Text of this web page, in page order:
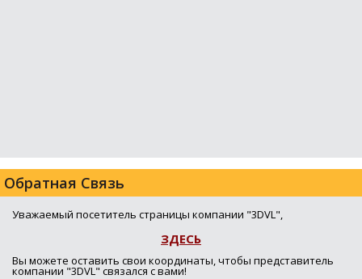
Обратная Связь
Уважаемый посетитель страницы компании "3DVL",
ЗДЕСЬ
Вы можете оставить свои координаты, чтобы представитель
компании "3DVL" связался с вами!